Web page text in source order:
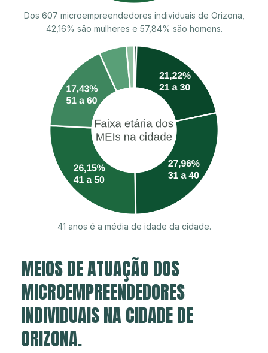
Dos 607 microempreendedores individuais de Orizona,
42,16% são mulheres e 57,84% são homens.
41 anos é a média de idade da cidade.
MEIOS DE ATUAÇÃO DOS
MICROEMPREENDEDORES
INDIVIDUAIS NA CIDADE DE
ORIZONA.